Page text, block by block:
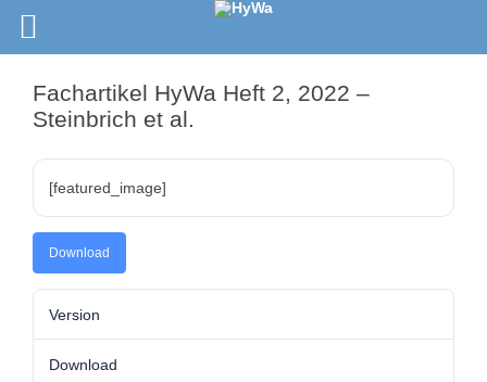
Fachartikel HyWa Heft 2, 2022 –
Steinbrich et al.
[featured_image]
Download
Version
Download